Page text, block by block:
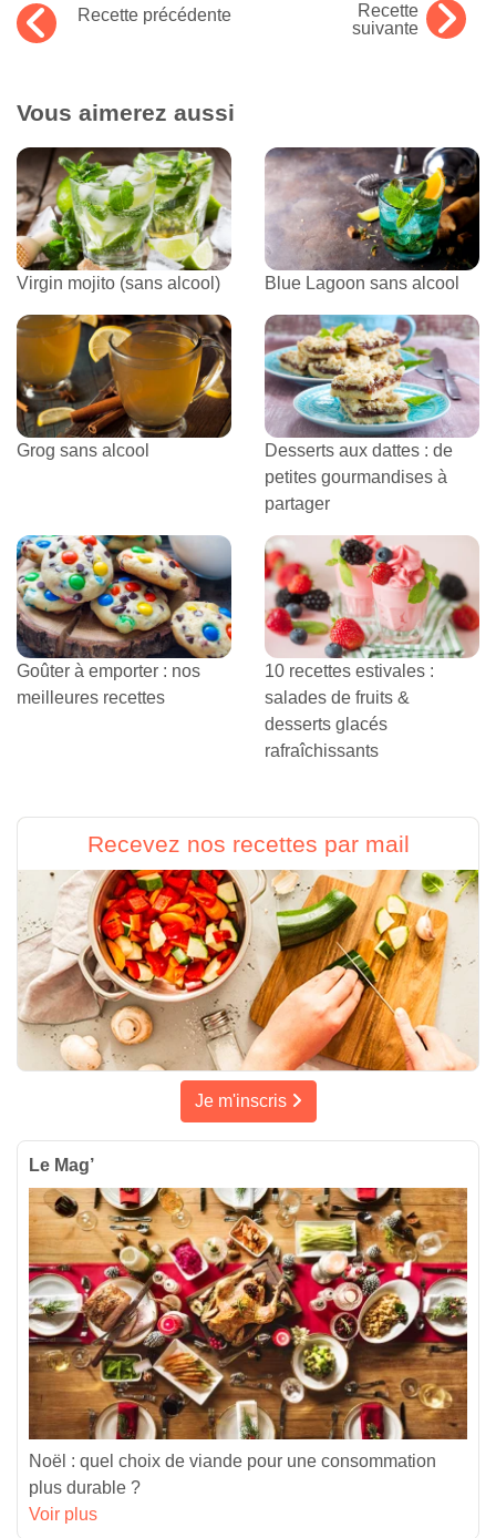
Recette précédente
Recette
suivante
Vous aimerez aussi
Virgin mojito (sans alcool) Blue Lagoon sans alcool
Grog sans alcool
Desserts aux dattes : de
petites gourmandises à
partager
Goûter à emporter : nos
meilleures recettes
10 recettes estivales :
salades de fruits &
desserts glacés
rafraîchissants
Recevez nos recettes par mail
Je m'inscris
Le Mag’
Noël : quel choix de viande pour une consommation
plus durable ?
Voir plus